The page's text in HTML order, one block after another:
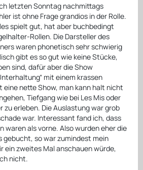
letzten Sonntag nachmittags
ist ohne Frage grandios in der Rolle.
spielt gut, hat aber buchbedingt
Rollen. Die Darsteller des
waren phonetisch sehr schwierig
gibt es so gut wie keine Stücke,
sind, dafür aber die Show
mit einem krassen
eine nette Show, man kann halt nicht
Tiefgang wie bei Les Mis oder
zu erleben. Die Auslastung war grob
war. Interessant fand ich, dass
waren als vorne. Also wurden eher die
gebucht, so war zumindest mein
ein zweites Mal anschauen würde,
nicht.